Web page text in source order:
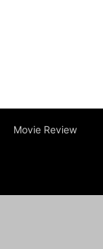
Movie Review